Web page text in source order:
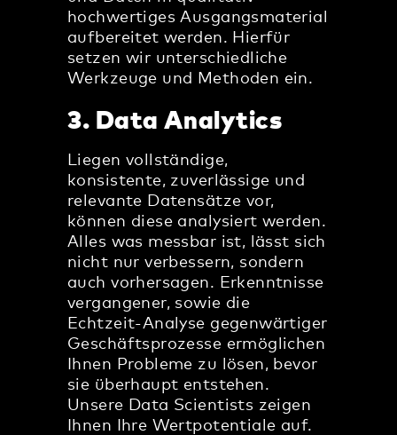
hochwertiges Ausgangsmaterial
aufbereitet werden. Hierfür
setzen wir unterschiedliche
Werkzeuge und Methoden ein.
3. Data Analytics
Liegen vollständige,
konsistente, zuverlässige und
relevante Datensätze vor,
können diese analysiert werden.
Alles was messbar ist, lässt sich
nicht nur verbessern, sondern
auch vorhersagen. Erkenntnisse
vergangener, sowie die
Echtzeit-Analyse gegenwärtiger
Geschäftsprozesse ermöglichen
Ihnen Probleme zu lösen, bevor
sie überhaupt entstehen.
Unsere Data Scientists zeigen
Ihnen Ihre Wertpotentiale auf.